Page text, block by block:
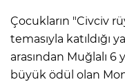
Çocukların "Civciv
temasıyla katıldığı
arasından Muğlalı 6
büyük ödül olan